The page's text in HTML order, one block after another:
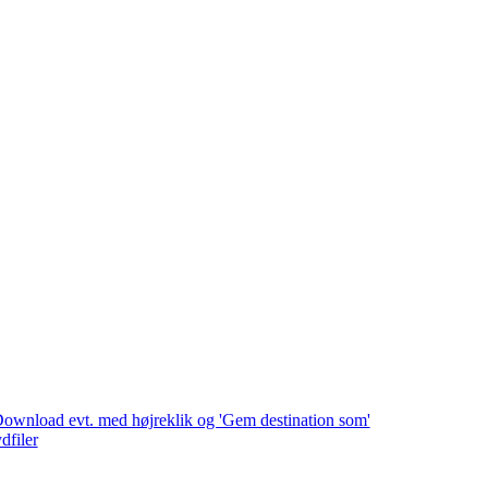
evt. med højreklik og 'Gem destination som'